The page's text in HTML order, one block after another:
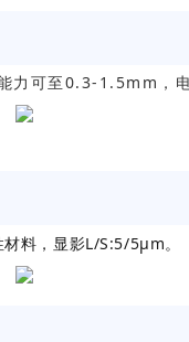
力可至0.3-1.5mm，
料，显影L/S:5/5μm。